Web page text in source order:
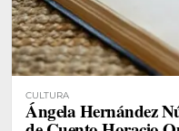
CULTURA
Ángela Hernández